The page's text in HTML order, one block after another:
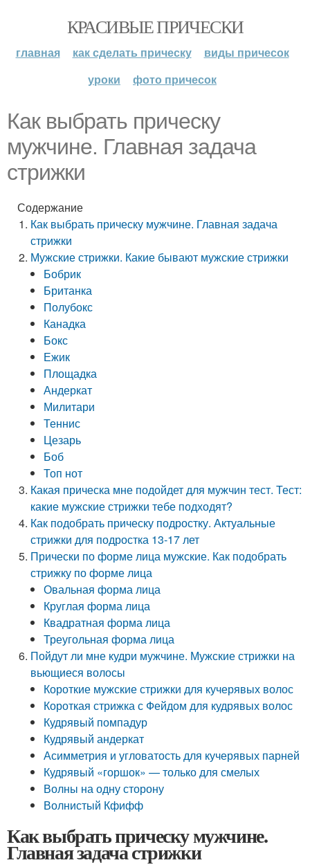
КРАСИВЫЕ ПРИЧЕСКИ
главная как сделать прическу
виды причесок
уроки
фото причесок
Как выбрать прическу
мужчине. Главная задача
стрижки
Содержание
Как выбрать прическу мужчине. Главная задача
стрижки
Мужские стрижки. Какие бывают мужские стрижки
Бобрик
Британка
Полубокс
Канадка
Бокс
Ежик
Площадка
Андеркат
Милитари
Теннис
Цезарь
Боб
Топ нот
Какая прическа мне подойдет для мужчин тест. Тест:
какие мужские стрижки тебе подходят?
Как подобрать прическу подростку. Актуальные
стрижки для подростка 13-17 лет
Прически по форме лица мужские. Как подобрать
стрижку по форме лица
Овальная форма лица
Круглая форма лица
Квадратная форма лица
Треугольная форма лица
Пойдут ли мне кудри мужчине. Мужские стрижки на
вьющиеся волосы
Короткие мужские стрижки для кучерявых волос
Короткая стрижка с Фейдом для кудрявых волос
Кудрявый помпадур
Кудрявый андеркат
Асимметрия и угловатость для кучерявых парней
Кудрявый «горшок» — только для смелых
Волны на одну сторону
Волнистый Кфифф
Как выбрать прическу мужчине.
Главная задача стрижки